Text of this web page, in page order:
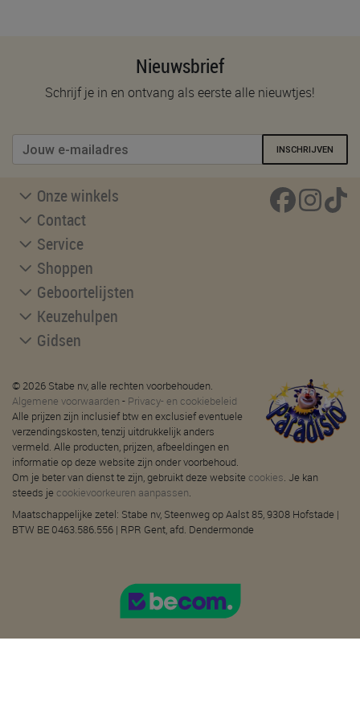
Nieuwsbrief
Schrijf je in en ontvang als eerste alle nieuwtjes!
INSCHRIJVEN
Onze winkels
Contact
Service
Shoppen
Geboortelijsten
Keuzehulpen
Gidsen
© 2026 Stabe nv, alle rechten voorbehouden.
Algemene voorwaarden - Privacy- en cookiebeleid
Alle prijzen zijn inclusief btw en exclusief eventuele
verzendingskosten, tenzij uitdrukkelijk anders
vermeld. Alle producten, prijzen, afbeeldingen en
informatie op deze website zijn onder voorbehoud.
Om je beter van dienst te zijn, gebruikt deze website cookies. Je kan
steeds je cookievoorkeuren aanpassen.
Maatschappelijke zetel: Stabe nv, Steenweg op Aalst 85, 9308 Hofstade |
BTW BE 0463.586.556 | RPR Gent, afd. Dendermonde